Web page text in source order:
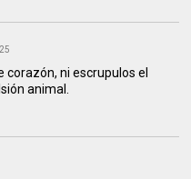
corazón, ni escrupulos el
animal.